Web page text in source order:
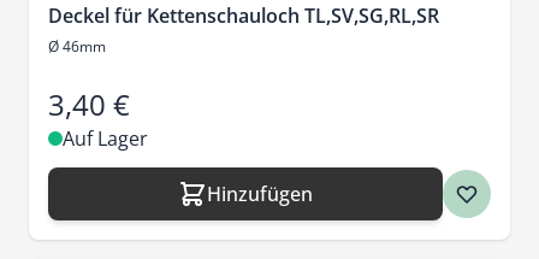
Deckel für Kettenschauloch TL,SV,SG,RL,SR
Ø 46mm
3,40 €
Auf Lager
Hinzufügen